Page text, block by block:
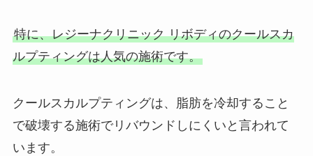
特に、レジーナクリニック リボディのクールスカ
ルプティングは人気の施術です。
クールスカルプティングは、脂肪を冷却すること
で破壊する施術でリバウンドしにくいと言われて
います。